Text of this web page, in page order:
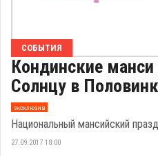
СОБЫТИЯ
Кондинские
Солнцу в
эксклюзив
Национальный мансийский
27.09.2017 18:00